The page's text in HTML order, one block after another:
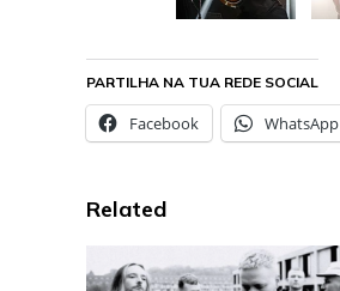
PARTILHA NA TUA REDE SOCIAL
Facebook WhatsApp
Related